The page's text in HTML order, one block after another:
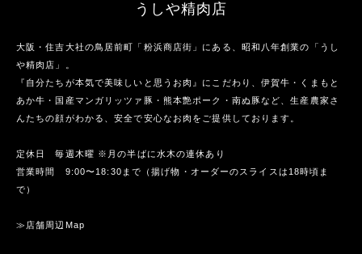
うしや精肉店
大阪・住吉大社の鳥居前町「粉浜商店街」にある、昭和八年創業の「うし
や精肉店」。
『自分たちが本気で美味しいと思うお肉』にこだわり、伊賀牛・くまもと
あか牛・国産マンガリッツァ豚・熊本艶ポーク・南ぬ豚など、生産農家さ
んたちの顔がわかる、安全で安心なお肉をご提供しております。
定休日 毎週木曜 ※月の半ばに水木の連休あり
営業時間 9:00〜18:30まで（揚げ物・オーダーのスライスは18時頃ま
で）
≫店舗周辺Map